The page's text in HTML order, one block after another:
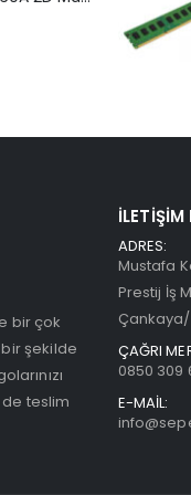
bir çok
bir şekilde
teslim
İLETIŞIM
ADRES:
Mustafa
Prestij İş
ÇAĞRI
0850 309
E-MAİL: